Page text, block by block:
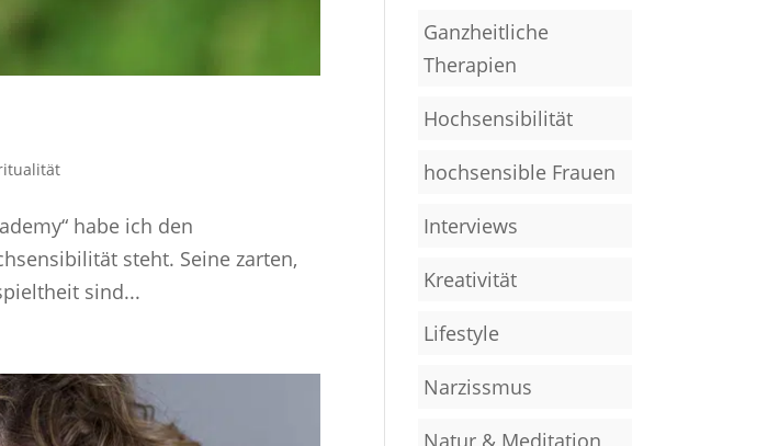
habe ich den
steht. Seine zarten,
sind...
Ganzheitliche
Therapien
Hochsensibilität
hochsensible Frauen
Interviews
Kreativität
Lifestyle
Narzissmus
Natur & Meditation